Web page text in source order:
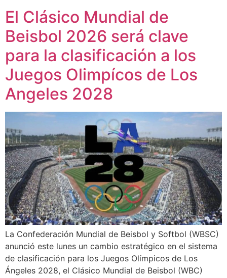
El Clásico Mundial de
Beisbol 2026 será clave
para la clasificación a los
Juegos Olimpícos de Los
Angeles 2028
La Confederación Mundial de Beisbol y Softbol (WBSC)
anunció este lunes un cambio estratégico en el sistema
de clasificación para los Juegos Olímpicos de Los
Ángeles 2028, el Clásico Mundial de Beisbol (WBC)